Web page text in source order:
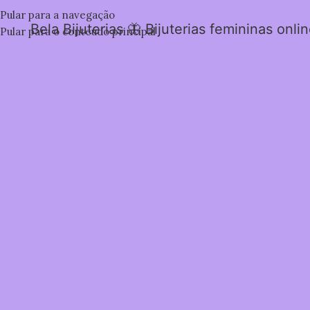
Pular para a navegação
Pular para o conteúdo principal
Bela Bijuterias 🦋 Bijuterias femininas